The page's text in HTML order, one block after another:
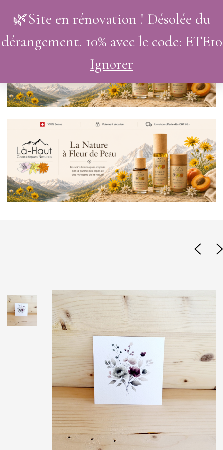
0
🌿Site en rénovation ! Désolée du
dérangement. 10% avec le code: ETE10
Ignorer